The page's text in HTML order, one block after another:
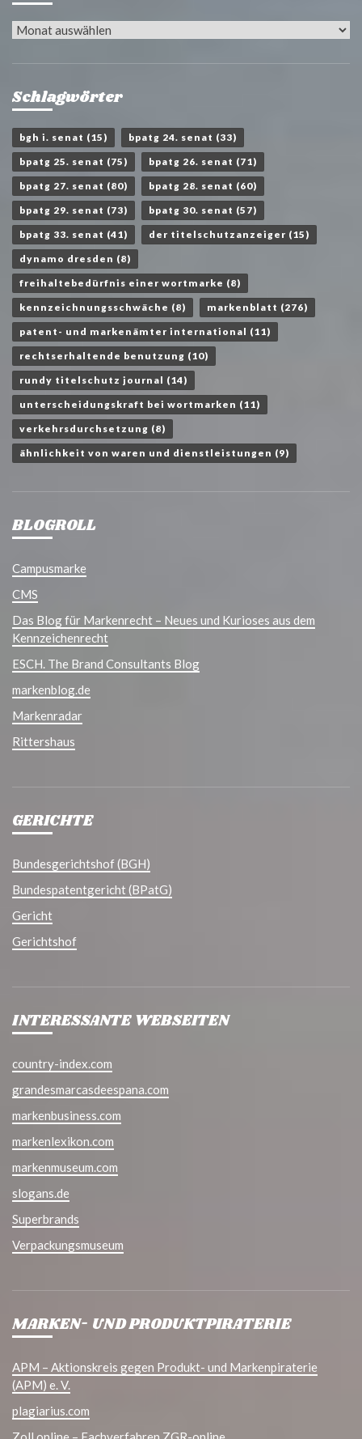
Archiv
Schlagwörter
bgh i. senat (15) bpatg 24. senat (33)
bpatg 25. senat (75) bpatg 26. senat (71)
bpatg 27. senat (80) bpatg 28. senat (60)
bpatg 29. senat (73) bpatg 30. senat (57)
bpatg 33. senat (41) der titelschutzanzeiger (15)
dynamo dresden (8)
freihaltebedürfnis einer wortmarke (8)
kennzeichnungsschwäche (8) markenblatt (276)
patent- und markenämter international (11)
rechtserhaltende benutzung (10)
rundy titelschutz journal (14)
unterscheidungskraft bei wortmarken (11)
verkehrsdurchsetzung (8)
ähnlichkeit von waren und dienstleistungen (9)
BLOGROLL
Campusmarke
CMS
Das Blog für Markenrecht – Neues und Kurioses aus dem
Kennzeichenrecht
ESCH. The Brand Consultants Blog
markenblog.de
Markenradar
Rittershaus
GERICHTE
Bundesgerichtshof (BGH)
Bundespatentgericht (BPatG)
Gericht
Gerichtshof
INTERESSANTE WEBSEITEN
country-index.com
grandesmarcasdeespana.com
markenbusiness.com
markenlexikon.com
markenmuseum.com
slogans.de
Superbrands
Verpackungsmuseum
MARKEN- UND PRODUKTPIRATERIE
APM – Aktionskreis gegen Produkt- und Markenpiraterie
(APM) e. V.
plagiarius.com